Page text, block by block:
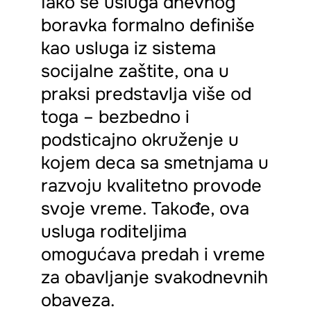
boravka formalno definiše
kao usluga iz sistema
socijalne zaštite, ona u
praksi predstavlja više od
toga – bezbedno i
podsticajno okruženje u
kojem deca sa smetnjama u
razvoju kvalitetno provode
svoje vreme. Takođe, ova
usluga roditeljima
omogućava predah i vreme
za obavljanje svakodnevnih
obaveza.